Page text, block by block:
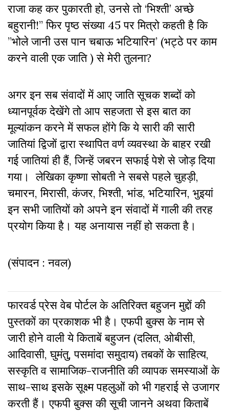
राजा कह कर पुकारती हो, उनसे तो ‘भिश्ती’ अच्छे
बहुरानी!” फिर पृष्ठ संख्या 45 पर मित्रो कहती है कि
”भोले जानी उस पान चबाऊ भटियारिन’ (भट्ठे पर काम
करने वाली एक जाति ) से मेरी तुलना?
अगर इन सब संवादों में आए जाति सूचक शब्दों को
ध्यानपूर्वक देखेंगे तो आप सहजता से इस बात का
मूल्यांकन करने में सफल होंगे कि ये सारी की सारी
जातियां द्विजों द्वारा स्थापित वर्ण व्यवस्था के बाहर रखी
गई जातियां ही हैं, जिन्हें जबरन सफाई पेशे से जोड़ दिया
गया। लेखिका कृष्णा सोबती ने सबसे पहले चुहड़ी,
चमारन, मिरासी, कंजर, भिश्ती, भांड, भटियारिन, भुइयां
इन सभी जातियों को अपने इन संवादों में गाली की तरह
प्रयोग किया है। यह अनायास नहीं हो सकता है।
(संपादन : नवल)
फारवर्ड प्रेस वेब पोर्टल के अतिरिक्‍त बहुजन मुद्दों की
पुस्‍तकों का प्रकाशक भी है। एफपी बुक्‍स के नाम से
जारी होने वाली ये किताबें बहुजन (दलित, ओबीसी,
आदिवासी, घुमंतु, पसमांदा समुदाय) तबकों के साहित्‍य,
सस्‍क‍ृति व सामाजिक-राजनीति की व्‍यापक समस्‍याओं के
साथ-साथ इसके सूक्ष्म पहलुओं को भी गहराई से उजागर
करती हैं। एफपी बुक्‍स की सूची जानने अथवा किताबें